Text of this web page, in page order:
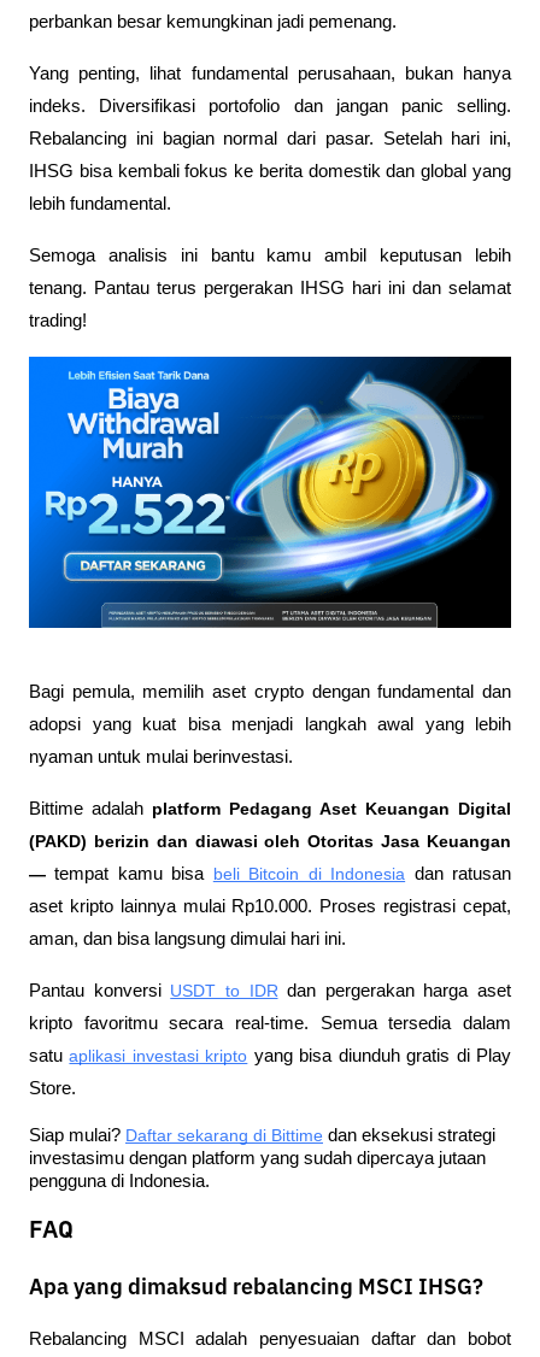
perbankan besar kemungkinan jadi pemenang.
Yang penting, lihat fundamental perusahaan, bukan hanya
indeks. Diversifikasi portofolio dan jangan panic selling.
Rebalancing ini bagian normal dari pasar. Setelah hari ini,
IHSG bisa kembali fokus ke berita domestik dan global yang
lebih fundamental.
Semoga analisis ini bantu kamu ambil keputusan lebih
tenang. Pantau terus pergerakan IHSG hari ini dan selamat
trading!
Bagi pemula, memilih aset crypto dengan fundamental dan
adopsi yang kuat bisa menjadi langkah awal yang lebih
nyaman untuk mulai berinvestasi.
Bittime adalah platform Pedagang Aset Keuangan Digital
(PAKD) berizin dan diawasi oleh Otoritas Jasa Keuangan
— tempat kamu bisa beli Bitcoin di Indonesia dan ratusan
aset kripto lainnya mulai Rp10.000. Proses registrasi cepat,
aman, dan bisa langsung dimulai hari ini.
Pantau konversi USDT to IDR dan pergerakan harga aset
kripto favoritmu secara real-time. Semua tersedia dalam
satu aplikasi investasi kripto yang bisa diunduh gratis di Play
Store.
Siap mulai? Daftar sekarang di Bittime dan eksekusi strategi
investasimu dengan platform yang sudah dipercaya jutaan
pengguna di Indonesia.
FAQ
Apa yang dimaksud rebalancing MSCI IHSG?
Rebalancing MSCI adalah penyesuaian daftar dan bobot